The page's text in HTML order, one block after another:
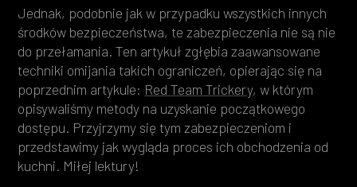
Jednak, podobnie jak w przypadku wszystkich innych
środków bezpieczeństwa, te zabezpieczenia nie są nie
do przełamania. Ten artykuł zgłębia zaawansowane
techniki omijania takich ograniczeń, opierając się na
poprzednim artykule: Red Team Trickery, w którym
opisywaliśmy metody na uzyskanie początkowego
dostępu. Przyjrzymy się tym zabezpieczeniom i
przedstawimy jak wygląda proces ich obchodzenia od
kuchni. Miłej lektury!